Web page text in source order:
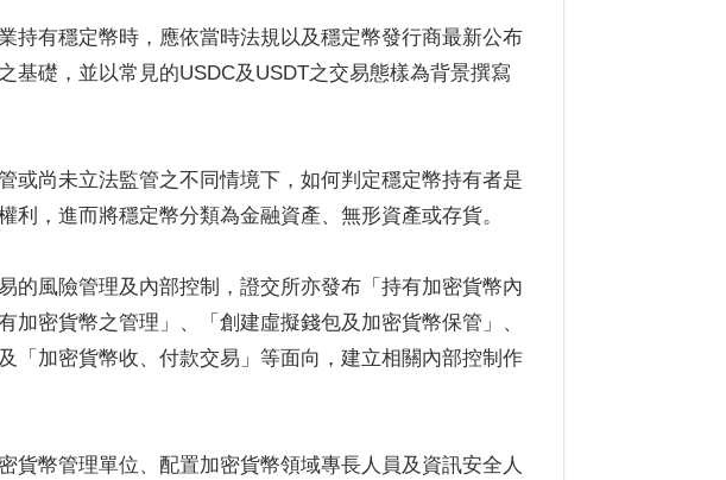
持有穩定幣時，應依當時法規以及穩定幣發行商最新公布
基礎，並以常見的USDC及USDT之交易態樣為背景撰寫
或尚未立法監管之不同情境下，如何判定穩定幣持有者是
利，進而將穩定幣分類為金融資產、無形資產或存貨。
的風險管理及內部控制，證交所亦發布「持有加密貨幣內
加密貨幣之管理」、「創建虛擬錢包及加密貨幣保管」、
「加密貨幣收、付款交易」等面向，建立相關內部控制作
貨幣管理單位、配置加密貨幣領域專長人員及資訊安全人